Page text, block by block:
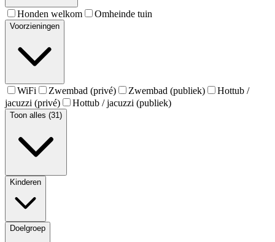
Honden welkom Omheinde tuin
Voorzieningen
WiFi Zwembad (privé) Zwembad (publiek)
Hottub /
jacuzzi (privé)
Hottub / jacuzzi (publiek)
Toon alles (31)
Kinderen
Doelgroep